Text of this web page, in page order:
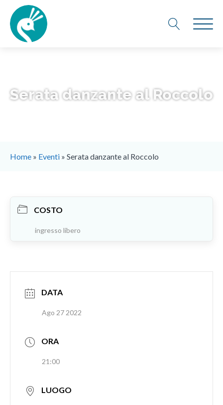
Serata danzante al Roccolo
Home » Eventi » Serata danzante al Roccolo
COSTO
ingresso libero
DATA
Ago 27 2022
ORA
21:00
LUOGO